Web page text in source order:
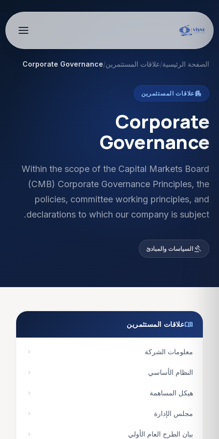
الصفحة الرئيسية/علاقات المستثمرين/
Corporate Governance
apartmentعلاقات المستثمرين
Corporate
Governance
Within the scope of the Capital Markets Board
(CMB) Corporate Governance Principles, the
policies, committee working principles, and
declarations to which our company is subject.
gavel السياسات والمبادئ
menu_bookعلاقات المستثمرين
معلومات الشركة chevron_right
النظام الأساسي chevron_right
هيكل المساهمة chevron_right
مجلس الإدارة chevron_right
بيان الطرح العام الأولي chevron_right